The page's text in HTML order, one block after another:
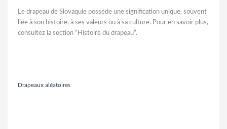
Le drapeau de Slovaquie possède une signification unique, souvent
liée à son histoire, à ses valeurs ou à sa culture. Pour en savoir plus,
consultez la section “Histoire du drapeau”.
Drapeaux aléatoires